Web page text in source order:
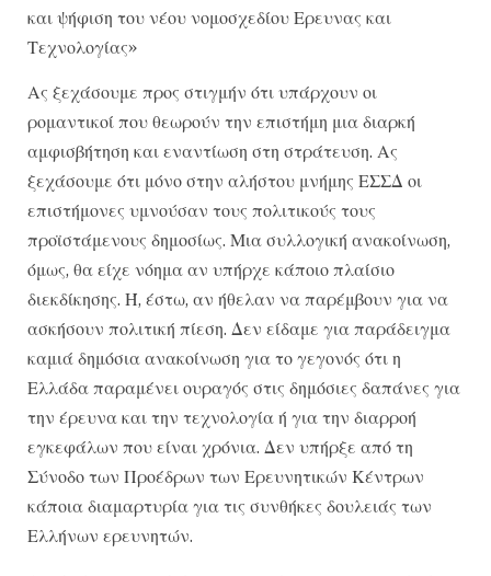
και ψήφιση του νέου νομοσχεδίου Ερευνας και
Τεχνολογίας»
Ας ξεχάσουμε προς στιγμήν ότι υπάρχουν οι
ρομαντικοί που θεωρούν την επιστήμη μια διαρκή
αμφισβήτηση και εναντίωση στη στράτευση. Ας
ξεχάσουμε ότι μόνο στην αλήστου μνήμης ΕΣΣΔ οι
επιστήμονες υμνούσαν τους πολιτικούς τους
προϊστάμενους δημοσίως. Μια συλλογική ανακοίνωση,
όμως, θα είχε νόημα αν υπήρχε κάποιο πλαίσιο
διεκδίκησης. Ή, έστω, αν ήθελαν να παρέμβουν για να
ασκήσουν πολιτική πίεση. Δεν είδαμε για παράδειγμα
καμιά δημόσια ανακοίνωση για το γεγονός ότι η
Ελλάδα παραμένει ουραγός στις δημόσιες δαπάνες για
την έρευνα και την τεχνολογία ή για την διαρροή
εγκεφάλων που είναι χρόνια. Δεν υπήρξε από τη
Σύνοδο των Προέδρων των Ερευνητικών Κέντρων
κάποια διαμαρτυρία για τις συνθήκες δουλειάς των
Ελλήνων ερευνητών.